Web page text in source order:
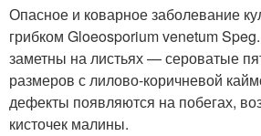
Опасное и коварное заболевание
грибком Gloeosporium venetum
заметны на листьях — сероватые
размеров с лилово-коричневой
дефекты появляются на побегах,
кисточек малины.